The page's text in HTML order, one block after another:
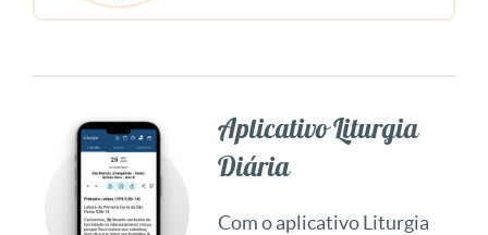
Aplicativo Liturgia
Diária
Com o aplicativo Liturgia